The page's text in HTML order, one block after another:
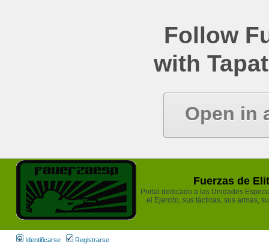
Follow
with
Open in
Fuerzas de
Portal dedicado a las Unidades
el Ejercito, sus tácticas, sus armas,
Identificarse Registrarse